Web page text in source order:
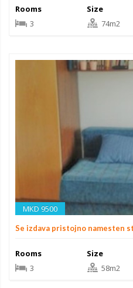
Rooms
3
Size
74m2
MKD 9500
Se izdava pristojno namesten
Rooms
3
Size
58m2